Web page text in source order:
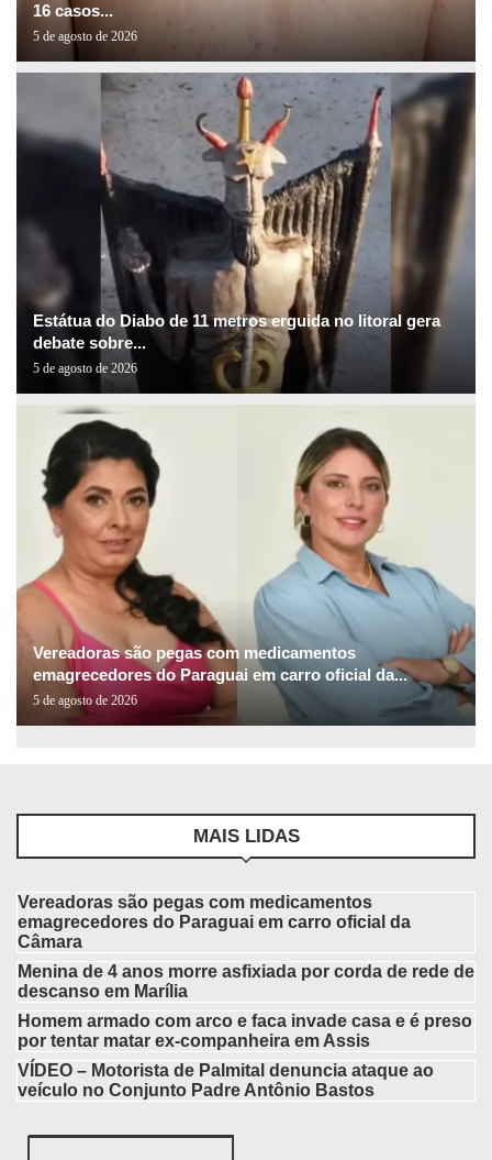
16 casos...
5 de agosto de 2026
Estátua do Diabo de 11 metros erguida no litoral gera
debate sobre...
5 de agosto de 2026
Vereadoras são pegas com medicamentos
emagrecedores do Paraguai em carro oficial da...
5 de agosto de 2026
MAIS LIDAS
Vereadoras são pegas com medicamentos
emagrecedores do Paraguai em carro oficial da
Câmara
Menina de 4 anos morre asfixiada por corda de rede de
descanso em Marília
Homem armado com arco e faca invade casa e é preso
por tentar matar ex-companheira em Assis
VÍDEO – Motorista de Palmital denuncia ataque ao
veículo no Conjunto Padre Antônio Bastos